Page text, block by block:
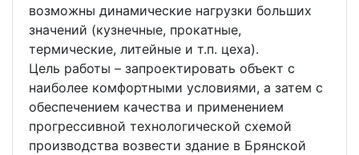
возможны динамические нагрузки больших
значений (кузнечные, прокатные,
термические, литейные и т.п. цеха).
Цель работы – запроектировать объект с
наиболее комфортными условиями, а затем с
обеспечением качества и применением
прогрессивной технологической схемой
производства возвести здание в Брянской